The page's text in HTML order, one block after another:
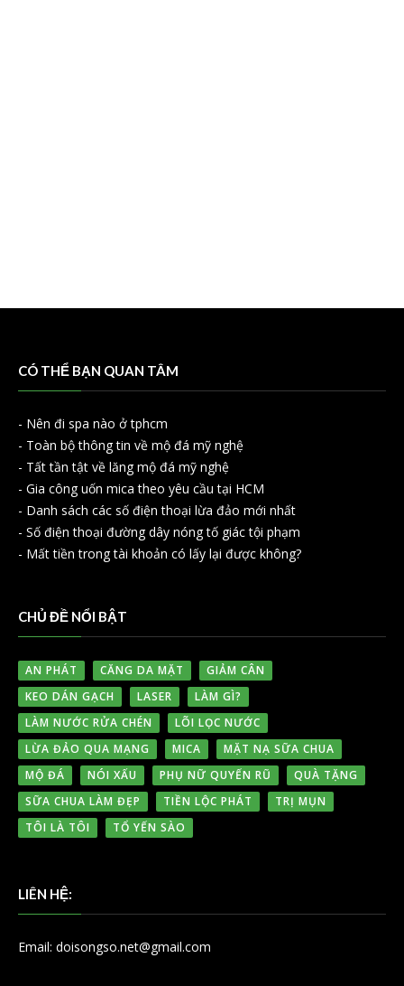
CÓ THỂ BẠN QUAN TÂM
- Nên đi spa nào ở tphcm
- Toàn bộ thông tin về mộ đá mỹ nghệ
- Tất tần tật về lăng mộ đá mỹ nghệ
- Gia công uốn mica theo yêu cầu tại HCM
- Danh sách các số điện thoại lừa đảo mới nhất
- Số điện thoại đường dây nóng tố giác tội phạm
- Mất tiền trong tài khoản có lấy lại được không?
CHỦ ĐỀ NỔI BẬT
AN PHÁT CĂNG DA MẶT
GIẢM CÂN
KEO DÁN GẠCH
LASER
LÀM GÌ?
LÀM NƯỚC RỬA CHÉN
LÕI LỌC NƯỚC
LỪA ĐẢO QUA MẠNG
MICA
MẶT NẠ SỮA CHUA
MỘ ĐÁ
NÓI XẤU PHỤ NỮ QUYẾN RŨ
QUÀ TẶNG
SỮA CHUA LÀM ĐẸP
TIỀN LỘC PHÁT
TRỊ MỤN
TÔI LÀ TÔI
TỔ YẾN SÀO
LIÊN HỆ:
Email: doisongso.net@gmail.com